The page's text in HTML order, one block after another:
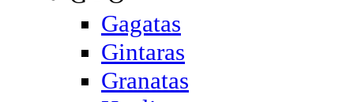
Gagatas
Gintaras
Granatas